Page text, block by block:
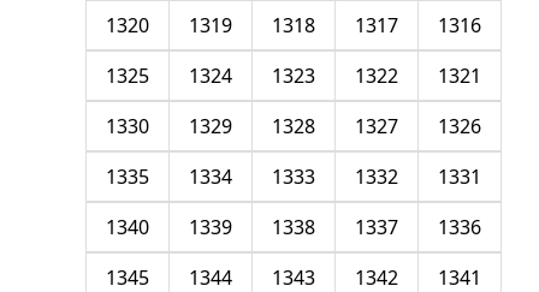
1316
1317
1318
1319
1320
1321
1322
1323
1324
1325
1326
1327
1328
1329
1330
1331
1332
1333
1334
1335
1336
1337
1338
1339
1340
1341
1342
1343
1344
1345